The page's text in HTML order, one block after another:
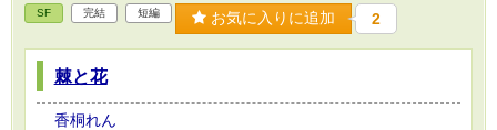
SF 完結 短編 お気に入りに追加 2
棘と花
香桐れん